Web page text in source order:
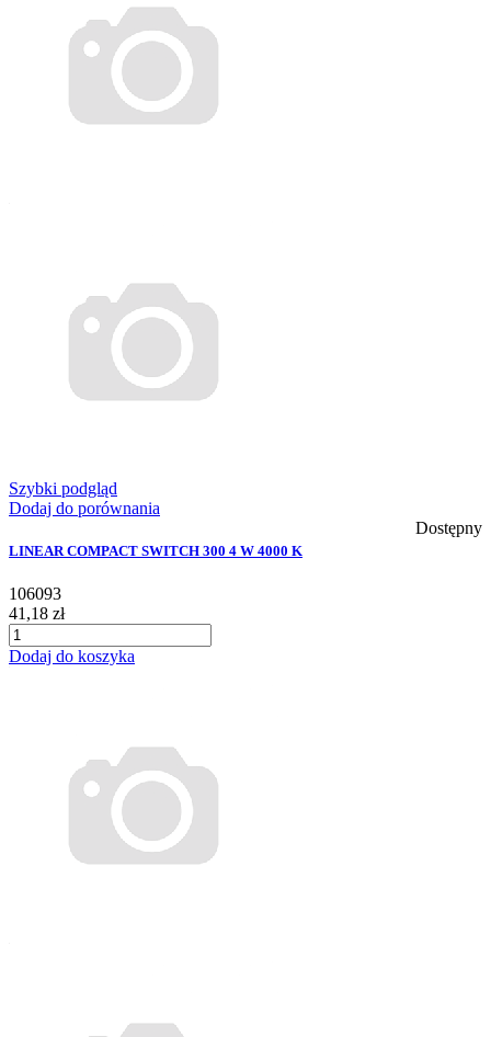
Szybki podgląd
Dodaj do porównania
Dostępny
LINEAR COMPACT SWITCH 300 4 W 4000 K
106093
41,18 zł
Dodaj do koszyka